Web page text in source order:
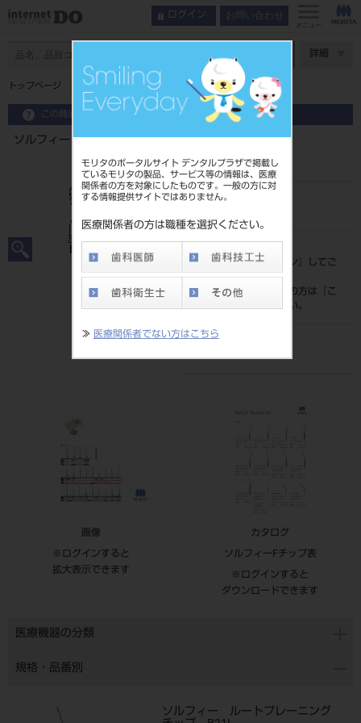
モリタのポータルサイト デンタルプラザで掲載し
ているモリタの製品、サービス等の情報は、医療
関係者の方を対象にしたものです。一般の方に対
する情報提供サイトではありません。
医療関係者の方は職種を選択ください。
≫ 医療関係者でない方はこちら
ログイン お問い合わせ
メニュー
詳細
トップページ ソルフィー ルートプレーニングチップ Ｌ・Ｒ
この商品に関するお問い合わせ
ソルフィー ルートプレーニングチップ Ｌ・Ｒ
品目コード
価格の確認は『ログイン
』してご
覧ください。
ネット会員登録がまだの方は『
こ
ちら』より登録ください。
メーカー
（株）モリタ製作所
画像
※ログインすると
拡大表示できます
カタログ
ソルフィーFチップ表
※ログインすると
ダウンロードできます
医療機器の分類
規格・品番別
ソルフィー ルートプレーニング